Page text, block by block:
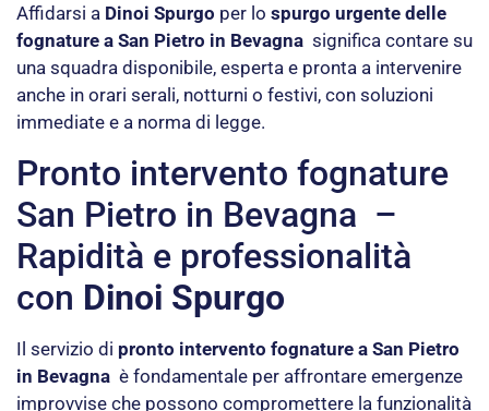
Affidarsi a Dinoi Spurgo per lo spurgo urgente delle
fognature a San Pietro in Bevagna significa contare su
una squadra disponibile, esperta e pronta a intervenire
anche in orari serali, notturni o festivi, con soluzioni
immediate e a norma di legge.
Pronto intervento fognature
San Pietro in Bevagna –
Rapidità e professionalità
con Dinoi Spurgo
Il servizio di pronto intervento fognature a San Pietro
in Bevagna è fondamentale per affrontare emergenze
improvvise che possono compromettere la funzionalità